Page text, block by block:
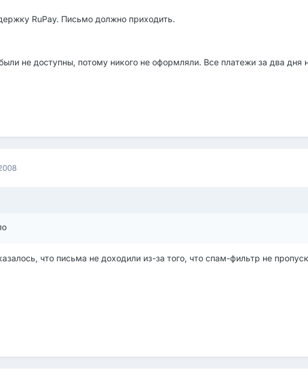
RuPay. Письмо должно приходить.
не доступны, потому никого не оформляли. Все платежи за два дня
что письма не доходили из-за того, что спам-фильтр не